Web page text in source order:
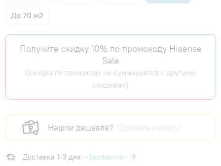
До 70 м2
Получите скидку 10% по промокоду Hisense
Sale
(скидка по промокоду не суммируется с другими
скидками)
Нашли дешевле? Сделаем скидку!
Доставка 1-3 дня —бесплатно
?